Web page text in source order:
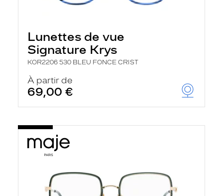
Lunettes de vue
Signature Krys
KOR2206 530 BLEU FONCE CRIST
À partir de
69,00 €